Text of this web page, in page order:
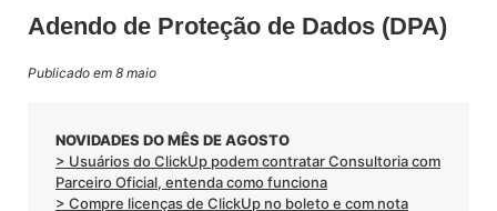
Adendo de Proteção de Dados (DPA)
Publicado em 8 maio
NOVIDADES DO MÊS DE AGOSTO
> Usuários do ClickUp podem contratar Consultoria com
Parceiro Oficial, entenda como funciona
> Compre licenças de ClickUp no boleto e com nota